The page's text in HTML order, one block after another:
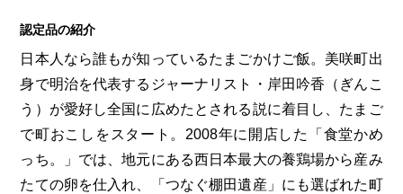
第2回 真庭市/新庄村
ふるさとあっ晴れ認定とは デジタルカタログ
認定品の紹介
日本人なら誰もが知っているたまごかけご飯。美咲町出
身で明治を代表するジャーナリスト・岸田吟香（ぎんこ
う）が愛好し全国に広めたとされる説に着目し、たまご
で町おこしをスタート。2008年に開店した「食堂かめ
っち。」では、地元にある西日本最大の養鶏場から産み
たての卵を仕入れ、「つなぐ棚田遺産」にも選ばれた町